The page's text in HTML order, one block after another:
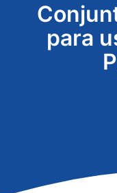
Produtos
para